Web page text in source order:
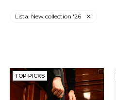
Lista: New collection '26
TOP PICKS